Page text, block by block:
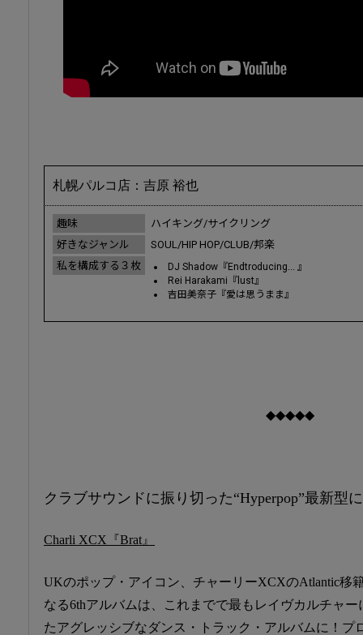
札幌パルコ店：吉原 裕也
趣味
ハイキング/サイクリング
好きなジャンル
SOUL/HIP HOP/CLUB/邦楽
私を構成する３枚
DJ Shadow『Endtroducing... 』
Rei Harakami『lust』
吉田美奈子『愛は思うまま』
◆◆◆◆◆
クラブサウンドに振り切った“Hyperpop”最新型
Charli XCX『Brat』
UKのポップ・アイコン、チャーリーXCXのAtlantic移
なる6thアルバムは、これまでで最もレイヴカルチャー
たアグレッシブなダンス・トラック・アルバムに！プ